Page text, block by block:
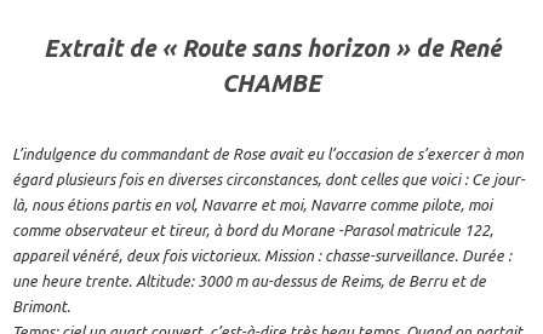
Extrait de « Route sans horizon » de René
CHAMBE
L’indulgence du commandant de Rose avait eu l’occasion de s’exercer à mon
égard plusieurs fois en diverses circonstances, dont celles que voici : Ce jour-
là, nous étions partis en vol, Navarre et moi, Navarre comme pilote, moi
comme observateur et tireur, à bord du Morane -Parasol matricule 122,
appareil vénéré, deux fois victorieux. Mission : chasse-surveillance. Durée :
une heure trente. Altitude: 3000 m au-dessus de Reims, de Berru et de
Brimont.